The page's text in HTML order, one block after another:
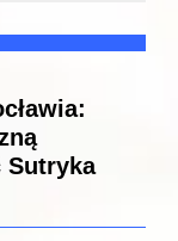
Sutryka